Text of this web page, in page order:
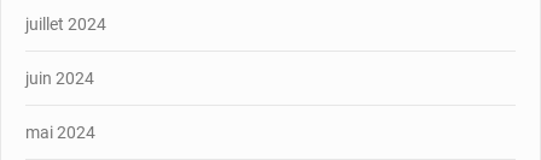
juillet 2024
juin 2024
mai 2024